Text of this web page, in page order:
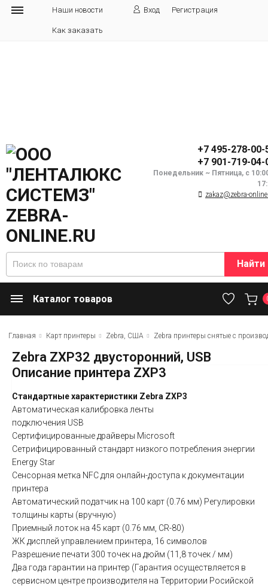
Наши новости Вход Регистрация
Как заказать
+7 495-278-00-
+7 901-719-04-
Понедельник ~ Пятница, с
zakaz@zebra-
Найти
Каталог товаров
Главная Карт принтеры Zebra, США Zebra принтеры снятые с
Zebra ZXP32 двусторонний, USB
Описание принтера ZXP3
Стандартные характеристики Zebra ZXP3
Автоматическая калибровка ленты
подключения USB
Сертифицированные драйверы Microsoft
Сетрифицированный стандарт низкого потребления энергии
Energy Star
Сенсорная метка NFC для онлайн-доступа к документации
принтера
Автоматический податчик на 100 карт (0.76 мм) Регулировки
толщины карты (вручную)
Приемный лоток на 45 карт (0.76 мм, CR-80)
ЖК дисплей управлением принтера, 16 символов
Разрешение печати 300 точек на дюйм (11,8 точек / мм)
Два года гарантии на принтер (Гарантия осуществляется в
сервисном центре производителя на Территории Росийской